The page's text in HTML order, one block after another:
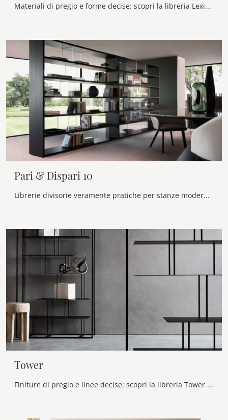
Materiali di pregio e forme decise: scopri la libreria Lexington bifacciale di Bontempi tra le più originali Librerie design divisorie.
Pari & Dispari 10
Librerie divisorie veramente pratiche per stanze moderne: scopri di più sul modello Pari & Dispari 10 della firma Presotto!
Tower
Finiture di pregio e linee decise: scopri la libreria Tower di Presotto tra le più belle Librerie design divisorie.